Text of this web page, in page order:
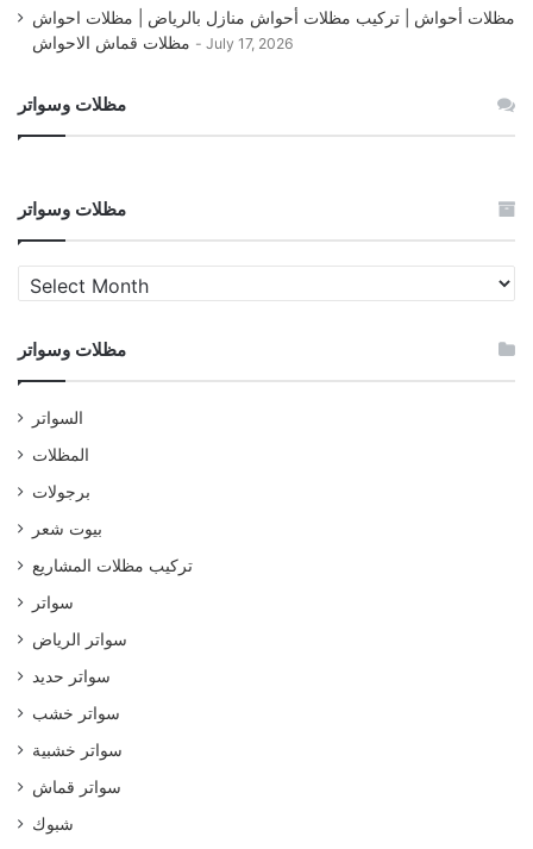
مظلات أحواش | تركيب مظلات أحواش منازل بالرياض | مظلات احواش
مظلات قماش الاحواش
July 17, 2026
مظلات وسواتر
مظلات وسواتر
مظلات
وسواتر
مظلات وسواتر
السواتر
المظلات
برجولات
بيوت شعر
تركيب مظلات المشاريع
سواتر
سواتر الرياض
سواتر حديد
سواتر خشب
سواتر خشبية
سواتر قماش
شبوك